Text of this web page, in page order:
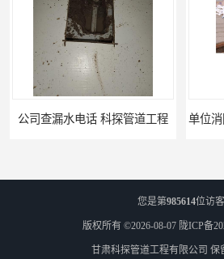
单位消防管道漏水检测电话 科探管道工程
您是第985614位访客
版权所有 ©2026-08-07 陇ICP备
甘肃科探管道工程有限公司 保